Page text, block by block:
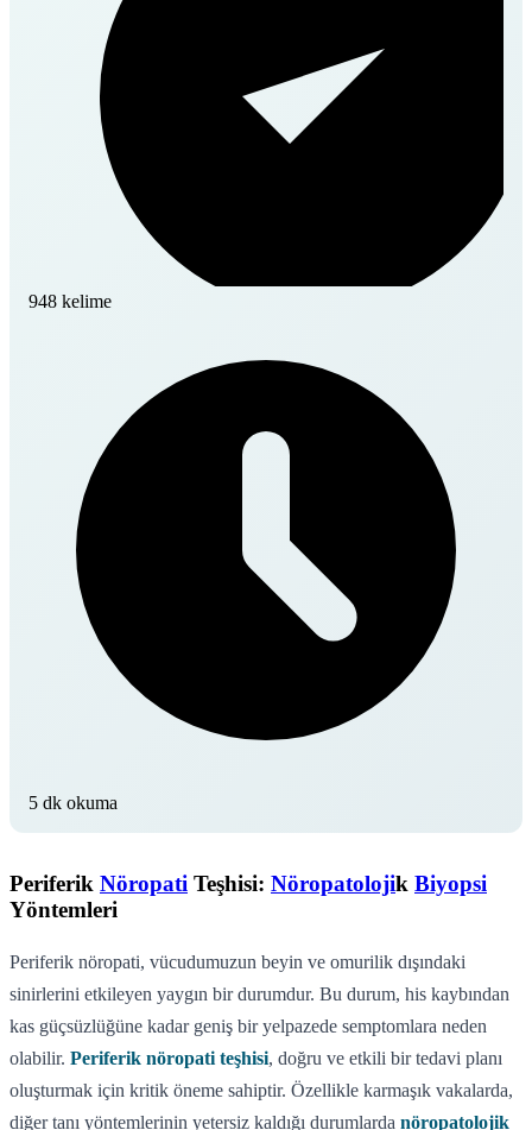
948 kelime
5 dk okuma
Periferik Nöropati Teşhisi: Nöropatolojik Biyopsi
Yöntemleri
Periferik nöropati, vücudumuzun beyin ve omurilik dışındaki
sinirlerini etkileyen yaygın bir durumdur. Bu durum, his kaybından
kas güçsüzlüğüne kadar geniş bir yelpazede semptomlara neden
olabilir. Periferik nöropati teşhisi, doğru ve etkili bir tedavi planı
oluşturmak için kritik öneme sahiptir. Özellikle karmaşık vakalarda,
diğer tanı yöntemlerinin yetersiz kaldığı durumlarda nöropatolojik